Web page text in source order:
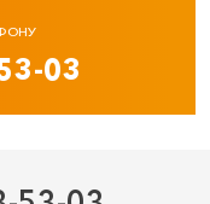
03